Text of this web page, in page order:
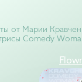
от Марии
Comedy